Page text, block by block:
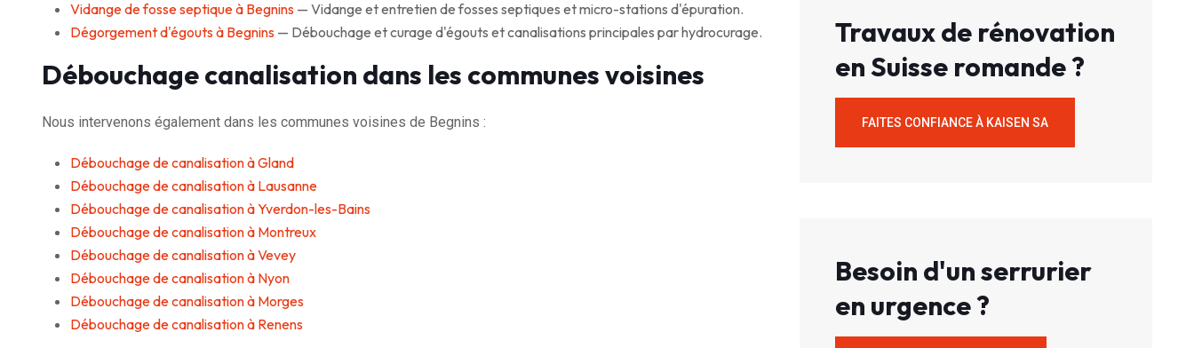
Vidange de fosse septique à Begnins — Vidange et entretien de fosses septiques et micro-stations d'épuration.
Dégorgement d'égouts à Begnins — Débouchage et curage d'égouts et canalisations principales par hydrocurage.
Débouchage canalisation dans les communes voisines
Nous intervenons également dans les communes voisines de Begnins :
Débouchage de canalisation à Gland
Débouchage de canalisation à Lausanne
Débouchage de canalisation à Yverdon-les-Bains
Débouchage de canalisation à Montreux
Débouchage de canalisation à Vevey
Débouchage de canalisation à Nyon
Débouchage de canalisation à Morges
Débouchage de canalisation à Renens
Travaux de rénovation
en Suisse romande ?
FAITES CONFIANCE À KAISEN SA
Besoin d'un serrurier
en urgence ?